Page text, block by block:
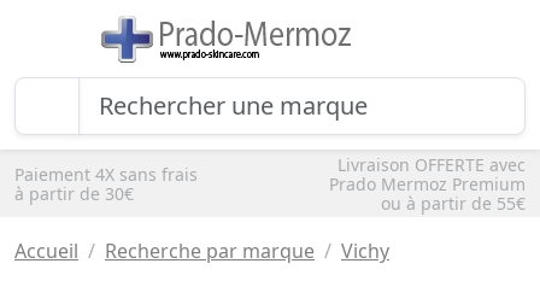
Paiement 4X sans frais
à partir de 30€
Livraison OFFERTE avec
Prado Mermoz Premium
ou à partir de 55€
Accueil Recherche par marque Vichy